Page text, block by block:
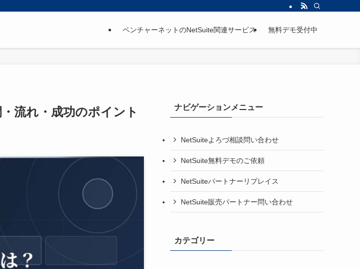
ベンチャーネットのNetSuite関連サービス 無料デモ受付中
流れ・成功のポイント ナビゲーションメニュー
NetSuiteよろづ相談問い合わせ
NetSuite無料デモのご依頼
NetSuiteパートナーリプレイス
NetSuite販売パートナー問い合わせ
カテゴリー